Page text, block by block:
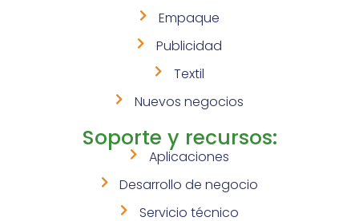
Empaque
Publicidad
Textil
Nuevos negocios
Soporte y recursos:
Aplicaciones
Desarrollo de negocio
Servicio técnico